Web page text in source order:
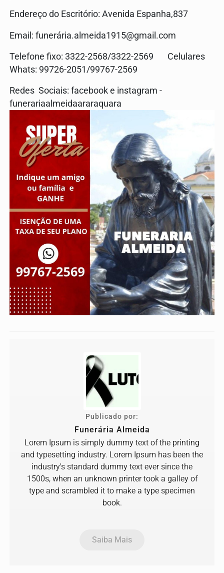
Endereço do Escritório: Avenida Espanha,837
Email: funerária.almeida1915@gmail.com
Telefone fixo: 3322-2568/3322-2569 Celulares
Whats: 99726-2051/99767-2569
Redes Sociais: facebook e instagram -
funerariaalmeidaararaquara
Publicado por:
Funerária Almeida
Lorem Ipsum is simply dummy text of the printing
and typesetting industry. Lorem Ipsum has been the
industry's standard dummy text ever since the
1500s, when an unknown printer took a galley of
type and scrambled it to make a type specimen
book.
Saiba Mais